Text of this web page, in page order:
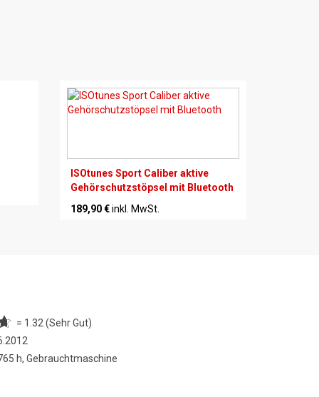
ISOtunes Sport Caliber aktive
Gehörschutzstöpsel mit Bluetooth
189,90 € inkl. MwSt.
= 1.32 (Sehr Gut)
h, Gebrauchtmaschine